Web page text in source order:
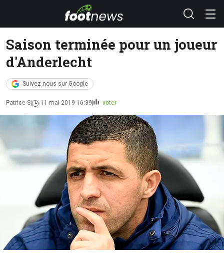
Saison terminée pour un joueur
d'Anderlecht
Suivez-nous sur Google
Patrice S 11 mai 2019 16:39 voter